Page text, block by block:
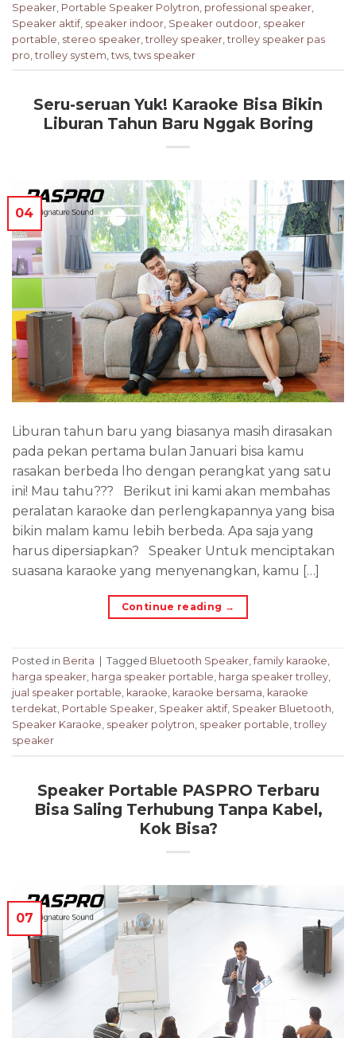
Speaker Portable Speaker Polytron professional speaker
Speaker aktif, speaker indoor Speaker outdoor speaker
portable stereo speaker trolley speaker trolley speaker pas
pro trolley system tws tws speaker
Seru-seruan Yuk! Karaoke Bisa Bikin
Liburan Tahun Baru Nggak Boring
04
Liburan tahun baru yang biasanya masih dirasakan
pada pekan pertama bulan Januari bisa kamu
rasakan berbeda lho dengan perangkat yang satu
ini! Mau tahu??? Berikut ini kami akan membahas
peralatan karaoke dan perlengkapannya yang bisa
bikin malam kamu lebih berbeda. Apa saja yang
harus dipersiapkan? Speaker Untuk menciptakan
suasana karaoke yang menyenangkan, kamu […]
Continue reading →
Posted in Berita Tagged Bluetooth Speaker, family karaoke,
harga speaker, harga speaker portable, harga speaker trolley,
jual speaker portable, karaoke, karaoke bersama, karaoke
terdekat, Portable Speaker, Speaker aktif, Speaker Bluetooth,
Speaker Karaoke, speaker polytron, speaker portable, trolley
speaker
Speaker Portable PASPRO Terbaru
Bisa Saling Terhubung Tanpa Kabel,
Kok Bisa?
07